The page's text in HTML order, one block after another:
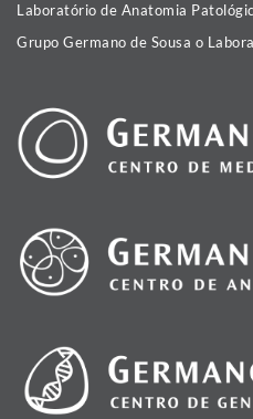
Laboratório de Anatomia
Grupo Germano de Sousa o